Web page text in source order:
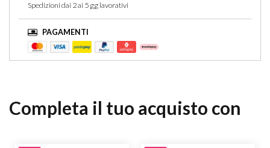
Spedizioni dai 2 ai 5 gg lavorativi
PAGAMENTI
Completa il tuo acquisto con